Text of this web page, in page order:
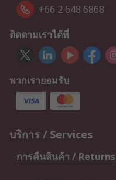
+66 2 648 6868
ติดตามเราได้ที่
พวกเรายอมรับ
บริการ / Services
การคืนสินค้า / Returns